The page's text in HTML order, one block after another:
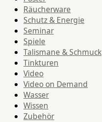
Räucherware
Schutz & Energie
Seminar
Spiele
Talismane & Schmuck
Tinkturen
Video
Video on Demand
Wasser
Wissen
Zubehör